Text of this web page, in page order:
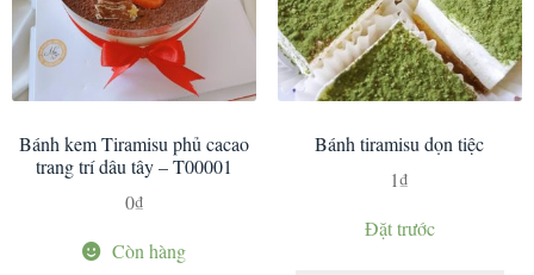
Bánh kem Tiramisu phủ cacao
trang trí dâu tây – T00001
0₫
Còn hàng
Bánh tiramisu dọn tiệc
1₫
Đặt trước